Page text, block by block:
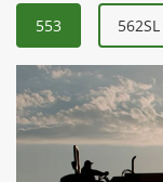
553 562SL